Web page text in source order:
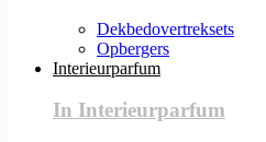
Dekbedovertreksets
Opbergers
Interieurparfum
In Interieurparfum